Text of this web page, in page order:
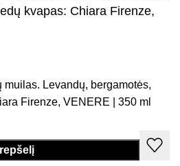
kvapas: Chiara Firenze,
muilas. Levandų, bergamotės,
Firenze, VENERE | 350 ml